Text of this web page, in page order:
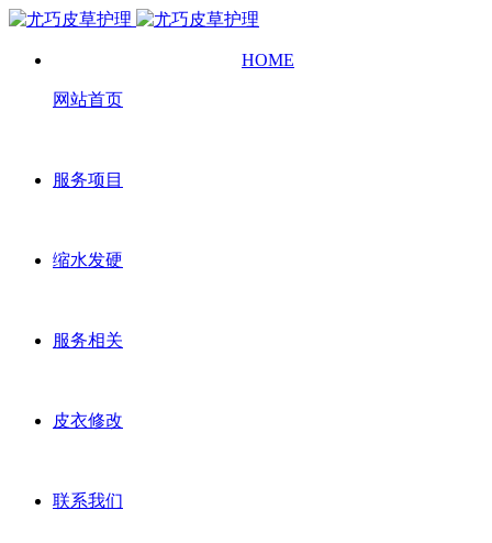
HOME
网站首页
服务项目
缩水发硬
服务相关
皮衣修改
联系我们